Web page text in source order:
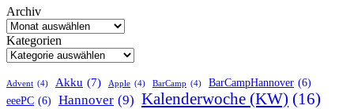
Archiv
Kategorien
Advent (4) Akku (7) Apple (4) BarCamp (4) BarCampHannover (6)
eeePC (6) Hannover (9) Kalenderwoche (KW) (16)